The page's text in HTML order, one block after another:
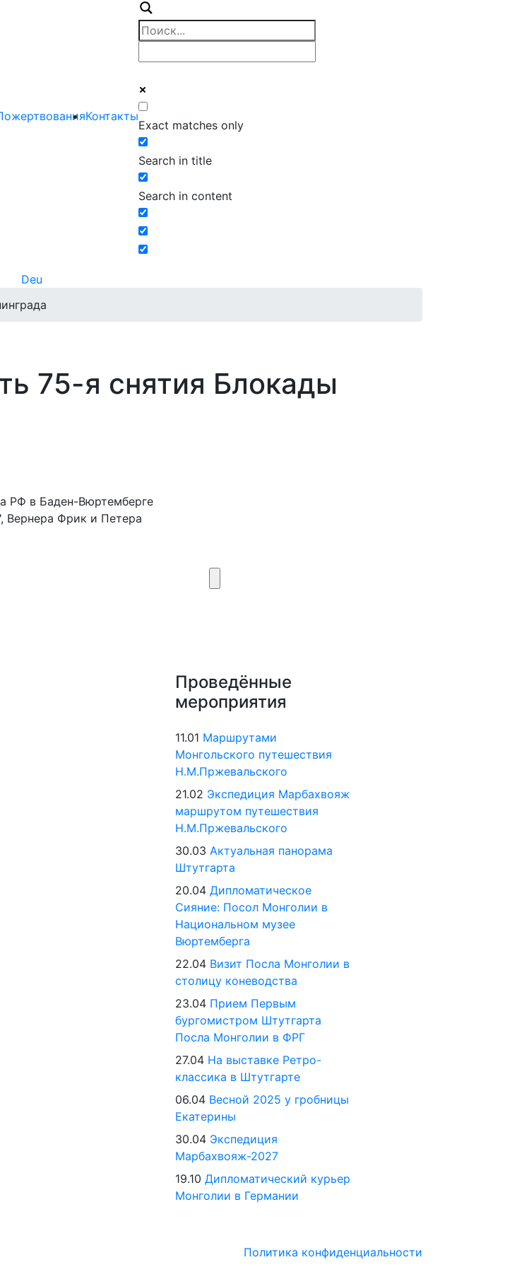
Контакты
Exact matches only
Search in title
Search in content
Deu
75-я снятия Блокады
РФ в Баден-Вюртемберге
Вернера Фрик и Петера
Проведённые
мероприятия
11.01 Маршрутами
Монгольского путешествия
Н.М.Пржевальского
21.02 Экспедиция Марбахвояж
маршрутом путешествия
Н.М.Пржевальского
30.03 Актуальная панорама
Штутгарта
20.04 Дипломатическое
Сияние: Посол Монголии в
Национальном музее
Вюртемберга
22.04 Визит Посла Монголии в
столицу коневодства
23.04 Прием Первым
бургомистром Штутгарта
Посла Монголии в ФРГ
27.04 На выставке Ретро-
классика в Штутгарте
06.04 Весной 2025 у гробницы
Екатерины
30.04 Экспедиция
Марбахвояж-2027
19.10 Дипломатический курьер
Монголии в Германии
Политика конфиденциальности